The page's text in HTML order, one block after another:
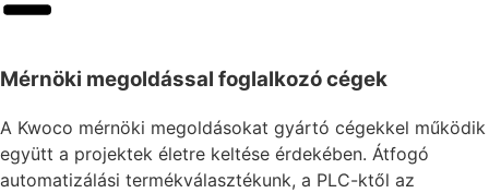
Mérnöki megoldással foglalkozó cégek
A Kwoco mérnöki megoldásokat gyártó cégekkel működik
együtt a projektek életre keltése érdekében. Átfogó
automatizálási termékválasztékunk, a PLC-ktől az